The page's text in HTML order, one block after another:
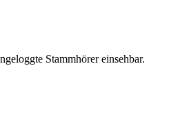
Stammhörer einsehbar.